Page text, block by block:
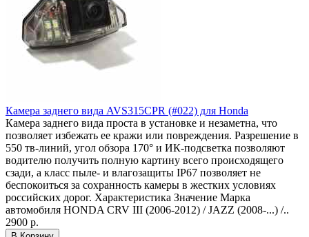
Камера заднего вида AVS315CPR (#022) для Honda
Камера заднего вида проста в установке и незаметна, что
позволяет избежать ее кражи или повреждения. Разрешение в
550 тв-линий, угол обзора 170° и ИК-подсветка позволяют
водителю получить полную картину всего происходящего
сзади, а класс пыле- и влагозащиты IP67 позволяет не
беспокоиться за сохранность камеры в жестких условиях
российских дорог. Характеристика Значение Марка
автомобиля HONDA CRV III (2006-2012) / JAZZ (2008-...) /..
2900 р.